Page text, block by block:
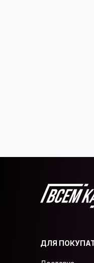
ДЛЯ